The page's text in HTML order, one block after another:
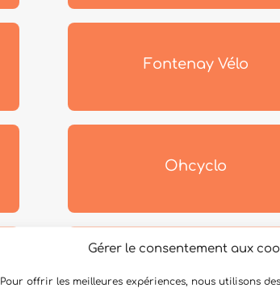
Gérer le consentement aux
Pour offrir les meilleures expériences, nous utilisons
Fontenay Vélo
Ohcyclo
et tous ceux